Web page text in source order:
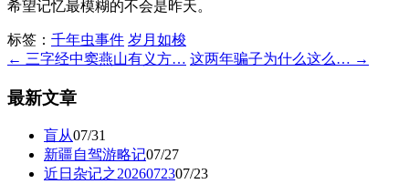
希望记忆最模糊的不会是昨天。
标签： 千年虫事件 岁月如梭
← 三字经中窦燕山有义方… 这两年骗子为什么这么… →
最新文章
盲从07/31
新疆自驾游略记07/27
近日杂记之2026072307/23